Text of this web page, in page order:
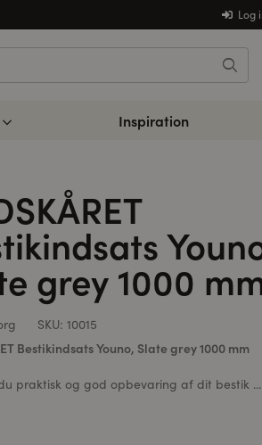
Log
Inspiration
grey 1000
SKU: 10015
Bestikindsats Youno, Slate grey 1000 mm
praktisk og god opbevaring af dit bestik ...